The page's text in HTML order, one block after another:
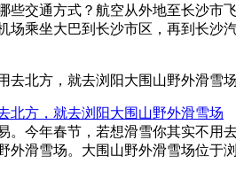
些交通方式？航空从外地至长沙市
场乘坐大巴到长沙市区，再到长沙
北方，就去浏阳大围山野外滑雪场
。今年春节，若想滑雪你其实不用
滑雪场。大围山野外滑雪场位于